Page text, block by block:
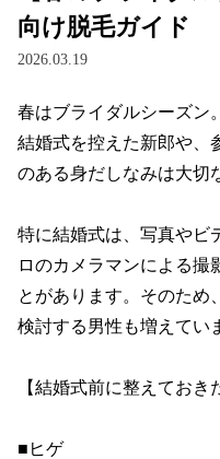
向け脱毛ガイド
2026.03.19
春はブライダルシーズン。
結婚式を控えた新郎や、
のある身だしなみは大切
特に結婚式は、写真やビ
ロのカメラマンによる撮
とがあります。そのため
検討する男性も増えてい
【結婚式前に整えておき
■ヒゲ